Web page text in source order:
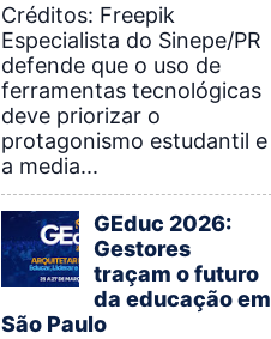
Créditos: Freepik
Especialista do Sinepe/PR
defende que o uso de
ferramentas tecnológicas
deve priorizar o
protagonismo estudantil e
a media...
GEduc 2026:
Gestores
traçam o futuro
da educação em
São Paulo